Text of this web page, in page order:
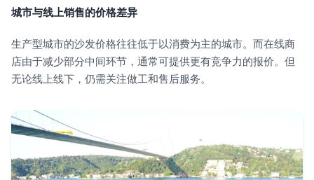
城市与线上销售的价格差异
生产型城市的沙发价格往往低于以消费为主的城市。而在线商
店由于减少部分中间环节，通常可提供更有竞争力的报价。但
无论线上线下，仍需关注做工和售后服务。